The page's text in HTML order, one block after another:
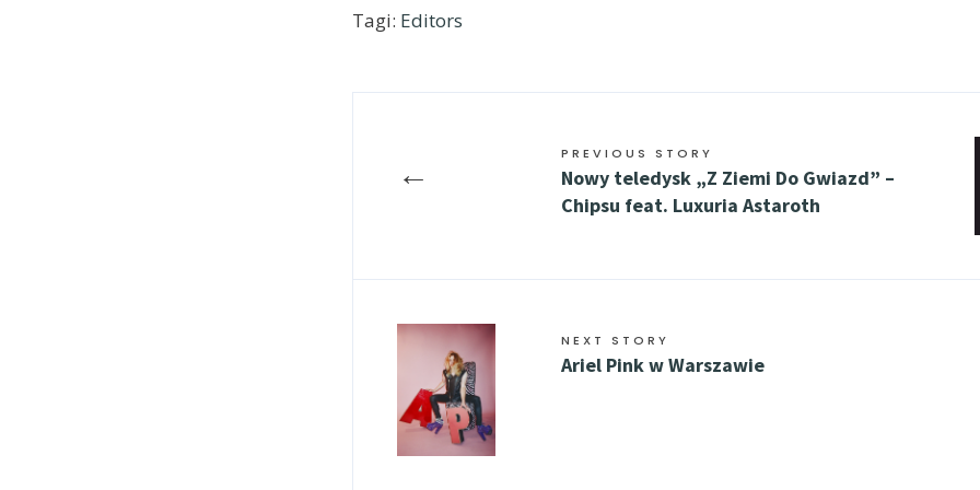
Tagi: Editors
← PREVIOUS STORY
Nowy teledysk „Z Ziemi Do Gwiazd” –
Chipsu feat. Luxuria Astaroth
NEXT STORY
Ariel Pink w Warszawie